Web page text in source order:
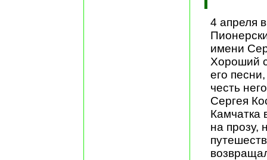
4 апреля
имени
Хороший
его
честь
Сергея
Камчатка
на прозу,